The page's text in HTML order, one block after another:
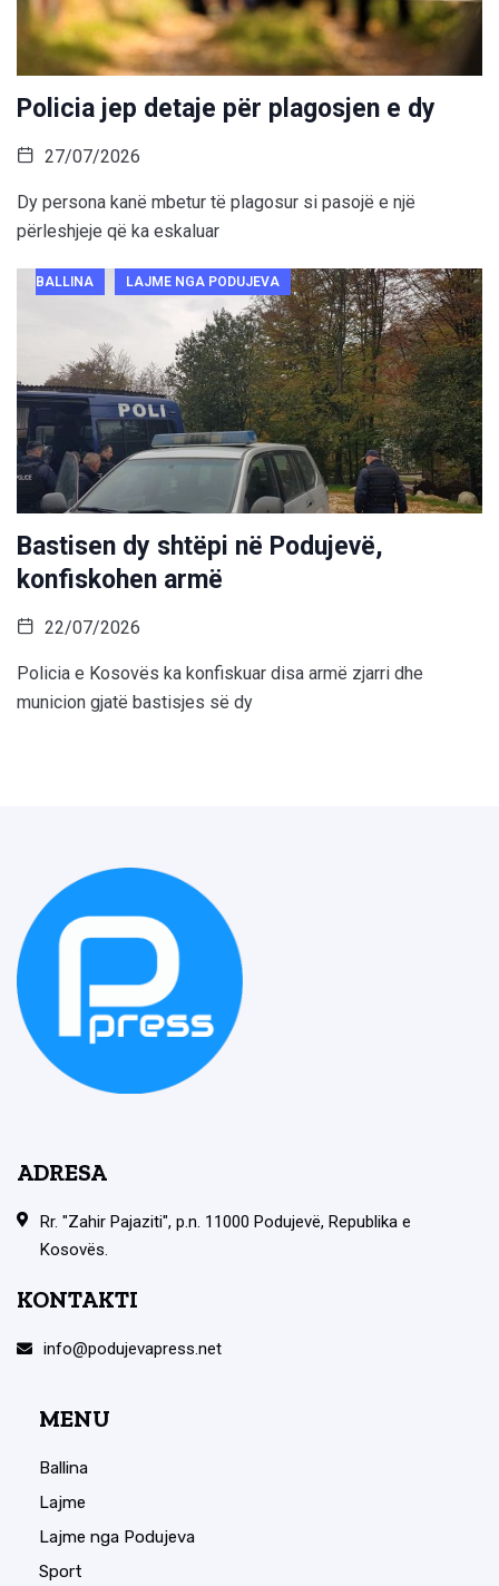
Policia jep detaje për plagosjen e dy
27/07/2026
Dy persona kanë mbetur të plagosur si pasojë e një
përleshjeje që ka eskaluar
BALLINA LAJME NGA PODUJEVA
Bastisen dy shtëpi në Podujevë,
konfiskohen armë
22/07/2026
Policia e Kosovës ka konfiskuar disa armë zjarri dhe
municion gjatë bastisjes së dy
ADRESA
Rr. "Zahir Pajaziti", p.n. 11000 Podujevë, Republika e
Kosovës.
KONTAKTI
info@podujevapress.net
MENU
Ballina
Lajme
Lajme nga Podujeva
Sport